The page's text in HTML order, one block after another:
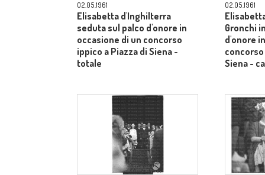
02.05.1961
Elisabetta d'Inghilterra
seduta sul palco d'onore in
occasione di un concorso
ippico a Piazza di Siena -
totale
02.05.1961
Gronchi
d'onore
Siena -